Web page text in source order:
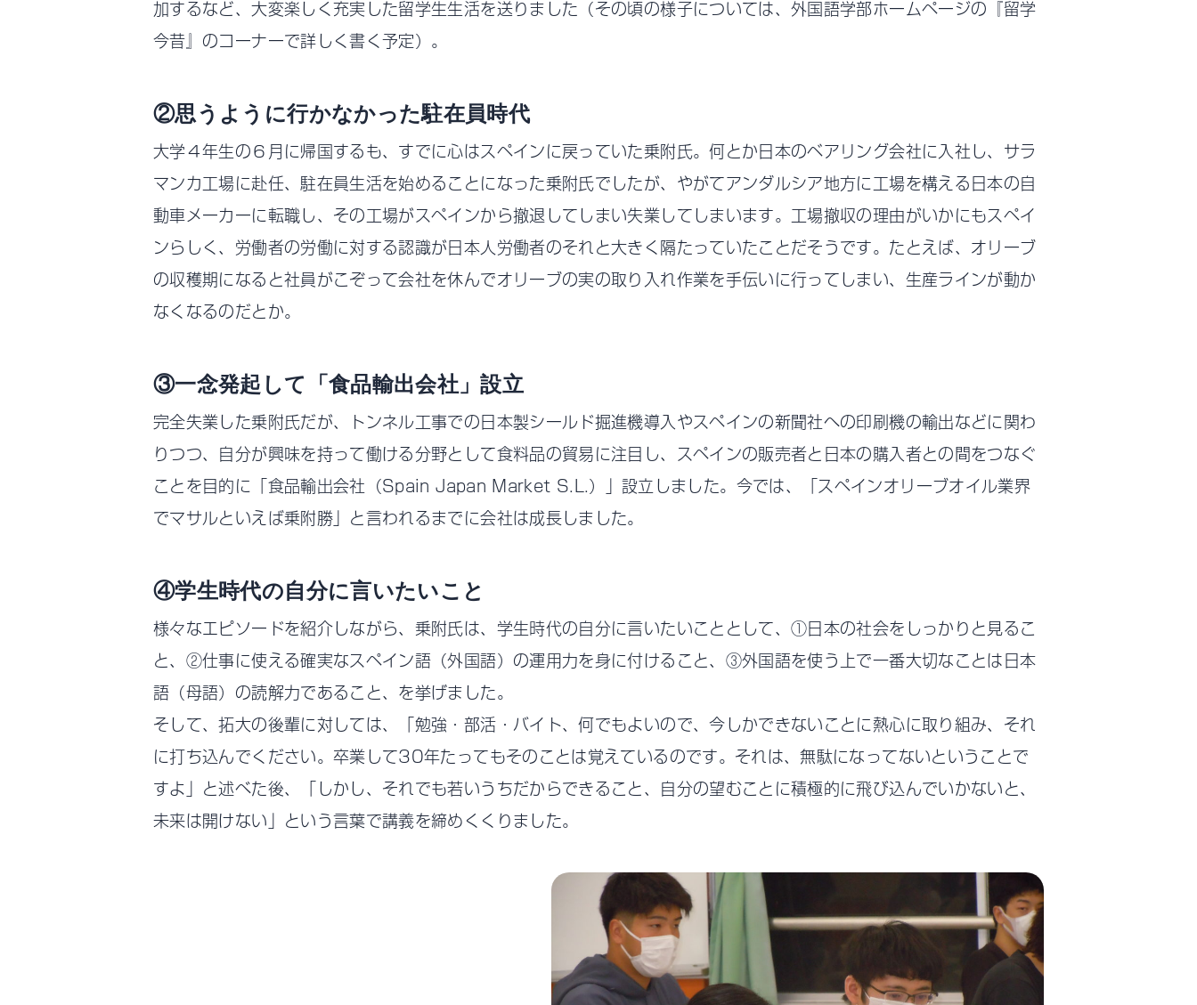
加するなど、大変楽しく充実した留学生生活を送りました（その頃の様子については、外国語学部ホームページの『留学
今昔』のコーナーで詳しく書く予定）。
②思うように行かなかった駐在員時代
大学４年生の６月に帰国するも、すでに心はスペインに戻っていた乗附氏。何とか日本のベアリング会社に入社し、サラ
マンカ工場に赴任、駐在員生活を始めることになった乗附氏でしたが、やがてアンダルシア地方に工場を構える日本の自
動車メーカーに転職し、その工場がスペインから撤退してしまい失業してしまいます。工場撤収の理由がいかにもスペイ
ンらしく、労働者の労働に対する認識が日本人労働者のそれと大きく隔たっていたことだそうです。たとえば、オリーブ
の収穫期になると社員がこぞって会社を休んでオリーブの実の取り入れ作業を手伝いに行ってしまい、生産ラインが動か
なくなるのだとか。
③一念発起して「食品輸出会社」設立
完全失業した乗附氏だが、トンネル工事での日本製シールド掘進機導入やスペインの新聞社への印刷機の輸出などに関わ
りつつ、自分が興味を持って働ける分野として食料品の貿易に注目し、スペインの販売者と日本の購入者との間をつなぐ
ことを目的に「食品輸出会社（Spain Japan Market S.L.）」設立しました。今では、「スペインオリーブオイル業界
でマサルといえば乗附勝」と言われるまでに会社は成長しました。
④学生時代の自分に言いたいこと
様々なエピソードを紹介しながら、乗附氏は、学生時代の自分に言いたいこととして、①日本の社会をしっかりと見るこ
と、②仕事に使える確実なスペイン語（外国語）の運用力を身に付けること、③外国語を使う上で一番大切なことは日本
語（母語）の読解力であること、を挙げました。
そして、拓大の後輩に対しては、「勉強・部活・バイト、何でもよいので、今しかできないことに熱心に取り組み、それ
に打ち込んでください。卒業して30年たってもそのことは覚えているのです。それは、無駄になってないということで
すよ」と述べた後、「しかし、それでも若いうちだからできること、自分の望むことに積極的に飛び込んでいかないと、
未来は開けない」という言葉で講義を締めくくりました。